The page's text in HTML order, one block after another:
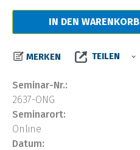
IN DEN WARENKORB
MERKEN TEILEN
Seminar-Nr.:
2637-ONG
Seminarort:
Online
Datum: